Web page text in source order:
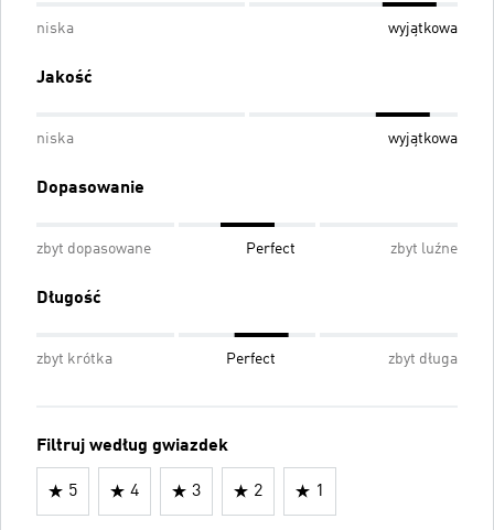
niska wyjątkowa
Jakość
niska wyjątkowa
Dopasowanie
zbyt dopasowane Perfect zbyt luźne
Długość
zbyt krótka Perfect zbyt długa
Filtruj według gwiazdek
5 4 3 2 1